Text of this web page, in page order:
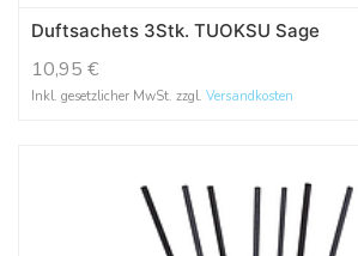
Duftsachets 3Stk. TUOKSU Sage
10,95 €
Inkl. gesetzlicher MwSt. zzgl. Versandkosten